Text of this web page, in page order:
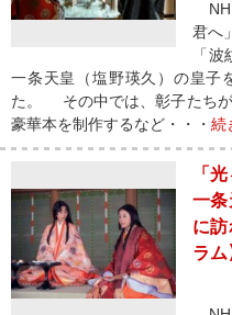
君へ
「
一条天皇（塩野瑛久）の皇子
た。 その中では、彰子たち
豪華本を制作するなど・・・ 続
「
一
に
ラム